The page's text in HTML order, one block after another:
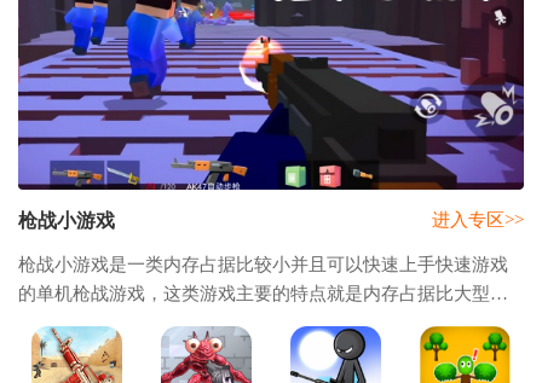
枪战小游戏
枪战小游戏是一类内存占据比较小并且可以快速上手快速游戏
的单机枪战游戏，这类游戏主要的特点就是内存占据比大型射
击游戏的内存占据小并且还能让玩家感受射击游戏的刺激的特
点，游戏中也有多款武器可以让玩家选择，
进入专区>>